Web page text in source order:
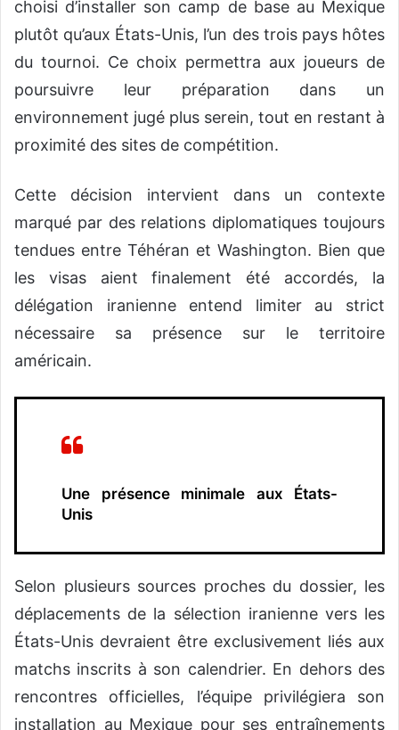
choisi d’installer son camp de base au Mexique
plutôt qu’aux États-Unis, l’un des trois pays hôtes
du tournoi. Ce choix permettra aux joueurs de
poursuivre leur préparation dans un
environnement jugé plus serein, tout en restant à
proximité des sites de compétition.
Cette décision intervient dans un contexte
marqué par des relations diplomatiques toujours
tendues entre Téhéran et Washington. Bien que
les visas aient finalement été accordés, la
délégation iranienne entend limiter au strict
nécessaire sa présence sur le territoire
américain.
Une présence minimale aux États-
Unis
Selon plusieurs sources proches du dossier, les
déplacements de la sélection iranienne vers les
États-Unis devraient être exclusivement liés aux
matchs inscrits à son calendrier. En dehors des
rencontres officielles, l’équipe privilégiera son
installation au Mexique pour ses entraînements